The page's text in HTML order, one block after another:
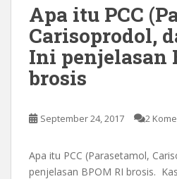
Apa itu PCC
Carisoprodol,
Ini penjelasan
brosis
September 24, 2017 2
Apa itu PCC (Parasetamol,
penjelasan BPOM RI brosis.